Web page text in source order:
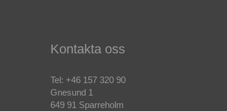
Kontakta oss
Tel: +46 157 320 90
Gnesund 1
649 91 Sparreholm